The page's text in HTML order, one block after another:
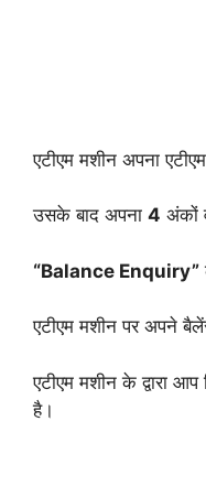
एटीएम मशीन अपना
उसके बाद अपना 4 अंकों
“Balance Enquiry”
एटीएम मशीन पर अपने
एटीएम मशीन के द्वारा
है।